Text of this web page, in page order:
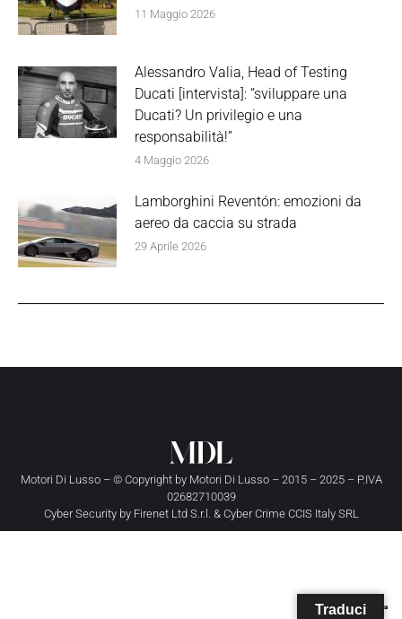
11 Maggio 2026
Alessandro Valia, Head of Testing
Ducati [intervista]: “sviluppare una
Ducati? Un privilegio e una
responsabilità!”
4 Maggio 2026
Lamborghini Reventón: emozioni da
aereo da caccia su strada
29 Aprile 2026
Motori Di Lusso – © Copyright by Motori Di Lusso– 2015 – 2025 – P.IVA
02682710039
Cyber Security by Firenet Ltd S.r.l. & Cyber Crime CCIS Italy SRL
Traduci